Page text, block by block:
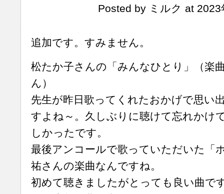
Posted by ミルク at
追加です。すみません。
松たか子さんの「みんなひとり」（楽
ん）
先生が昨日歌ってくれたおかげで思い
すよね～。久しぶりに聴けて忘れかけ
しかったです。
最後アンコールで歌っていただいた「
祐さんの楽曲なんですね。
初めて聴きましたがとっても良い曲で